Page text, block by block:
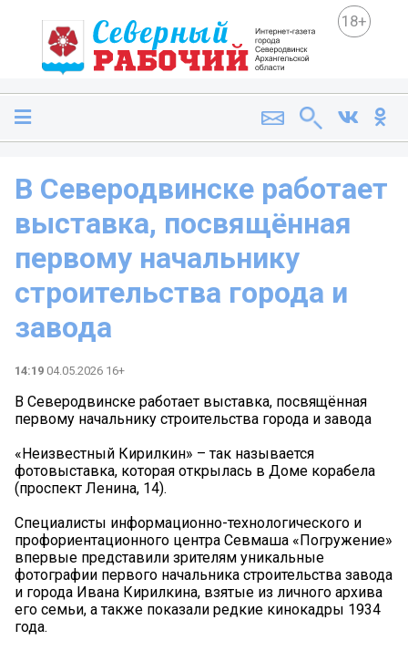
18+
В Северодвинске работает
выставка, посвящённая
первому начальнику
строительства города и
завода
14:19 04.05.2026 16+
В Северодвинске работает выставка, посвящённая
первому начальнику строительства города и завода
«Неизвестный Кирилкин» – так называется
фотовыставка, которая открылась в Доме корабела
(проспект Ленина, 14).
Специалисты информационно-технологического и
профориентационного центра Севмаша «Погружение»
впервые представили зрителям уникальные
фотографии первого начальника строительства завода
и города Ивана Кирилкина, взятые из личного архива
его семьи, а также показали редкие кинокадры 1934
года.